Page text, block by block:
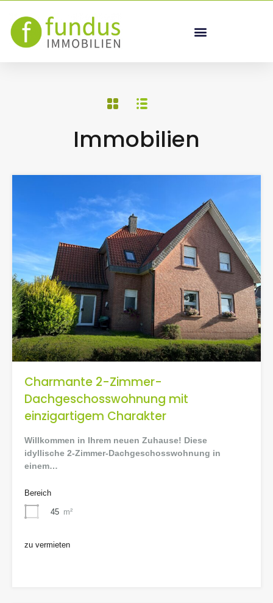
Immobilien
Charmante 2-Zimmer-
Dachgeschosswohnung mit
einzigartigem Charakter
Willkommen in Ihrem neuen Zuhause! Diese
idyllische 2-Zimmer-Dachgeschosswohnung in
einem…
Bereich
45 m²
zu vermieten